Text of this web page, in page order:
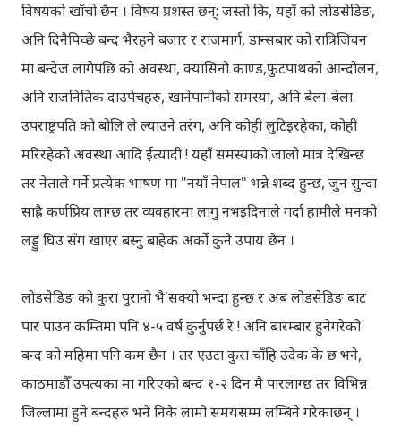
विषयको खाँचो छैन । विषय प्रशस्त छन्: जस्तो कि, यहाँ को लोडसेडिङ,
अनि दिनैपिच्छे बन्द भैरहने बजार र राजमार्ग, डान्सबार को रात्रिजिवन
मा बन्देज लागेपछि को अवस्था, क्यासिनो काण्ड,फुटपाथको आन्दोलन,
अनि राजनितिक दाउपेचहरु, खानेपानीको समस्या, अनि बेला-बेला
उपराष्ट्रपति को बोलि ले ल्याउने तरंग, अनि कोही लुटिइरहेका, कोही
मरिरहेको अवस्था आदि ईत्यादी ! यहाँ समस्याको जालो मात्र देखिन्छ
तर नेताले गर्ने प्रत्येक भाषण मा "नयाँ नेपाल" भन्ने शब्द हुन्छ, जुन सुन्दा
साह्रै कर्णप्रिय लाग्छ तर व्यवहारमा लागु नभइदिनाले गर्दा हामीले मनको
लड्डु घिउ सँग खाएर बस्नु बाहेक अर्को कुनै उपाय छैन ।
लोडसेडिङ को कुरा पुरानो भै'सक्यो भन्दा हुन्छ र अब लोडसेडिङ बाट
पार पाउन कम्तिमा पनि ४-५ वर्ष कुर्नुपर्छ रे ! अनि बारम्बार हुनेगरेको
बन्द को महिमा पनि कम छैन । तर एउटा कुरा चाँहि उदेक के छ भने,
काठमाडौँ उपत्यका मा गरिएको बन्द १-२ दिन मै पारलाग्छ तर विभिन्न
जिल्लामा हुने बन्दहरु भने निकै लामो समयसम्म लम्बिने गरेकाछन् ।